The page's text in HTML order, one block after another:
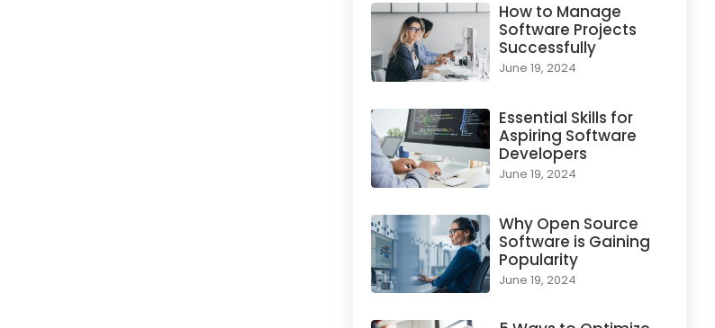
How to Manage
Software Projects
Successfully
June 19, 2024
Essential Skills for
Aspiring Software
Developers
June 19, 2024
Why Open Source
Software is Gaining
Popularity
June 19, 2024